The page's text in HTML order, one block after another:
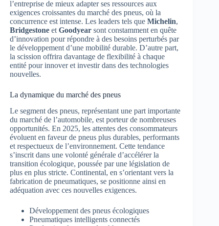
l’entreprise de mieux adapter ses ressources aux
exigences croissantes du marché des pneus, où la
concurrence est intense. Les leaders tels que Michelin,
Bridgestone et Goodyear sont constamment en quête
d’innovation pour répondre à des besoins perturbés par
le développement d’une mobilité durable. D’autre part,
la scission offrira davantage de flexibilité à chaque
entité pour innover et investir dans des technologies
nouvelles.
La dynamique du marché des pneus
Le segment des pneus, représentant une part importante
du marché de l’automobile, est porteur de nombreuses
opportunités. En 2025, les attentes des consommateurs
évoluent en faveur de pneus plus durables, performants
et respectueux de l’environnement. Cette tendance
s’inscrit dans une volonté générale d’accélérer la
transition écologique, poussée par une législation de
plus en plus stricte. Continental, en s’orientant vers la
fabrication de pneumatiques, se positionne ainsi en
adéquation avec ces nouvelles exigences.
Développement des pneus écologiques
Pneumatiques intelligents connectés